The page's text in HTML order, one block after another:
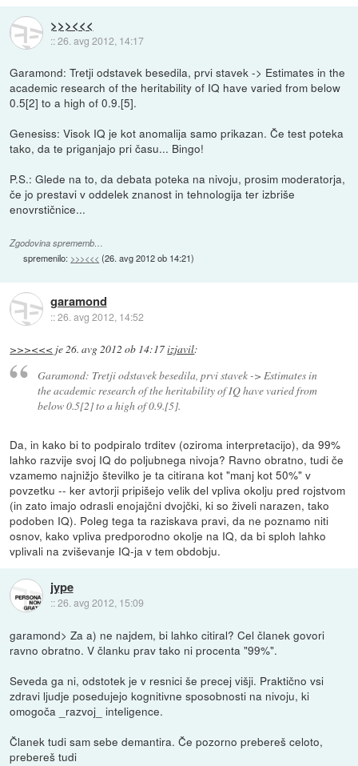
>>><<<
::26. avg 2012, 14:17
Garamond: Tretji odstavek besedila, prvi stavek -> Estimates in the
academic research of the heritability of IQ have varied from below
0.5[2] to a high of 0.9.[5].
Genesiss: Visok IQ je kot anomalija samo prikazan. Če test poteka
tako, da te priganjajo pri času... Bingo!
P.S.: Glede na to, da debata poteka na nivoju, prosim moderatorja,
če jo prestavi v oddelek znanost in tehnologija ter izbriše
enovrstičnice...
Zgodovina sprememb…
spremenilo: >>><<< (26. avg 2012 ob 14:21)
garamond
::26. avg 2012, 14:52
>>><<< je 26. avg 2012 ob 14:17izjavil:
Garamond: Tretji odstavek besedila, prvi stavek -> Estimates in
the academic research of the heritability of IQ have varied from
below 0.5[2] to a high of 0.9.[5].
Da, in kako bi to podpiralo trditev (oziroma interpretacijo), da 99%
lahko razvije svoj IQ do poljubnega nivoja? Ravno obratno, tudi če
vzamemo najnižjo številko je ta citirana kot "manj kot 50%" v
povzetku -- ker avtorji pripišejo velik del vpliva okolju pred rojstvom
(in zato imajo odrasli enojajčni dvojčki, ki so živeli narazen, tako
podoben IQ). Poleg tega ta raziskava pravi, da ne poznamo niti
osnov, kako vpliva predporodno okolje na IQ, da bi sploh lahko
vplivali na zviševanje IQ-ja v tem obdobju.
jype
::26. avg 2012, 15:09
garamond> Za a) ne najdem, bi lahko citiral? Cel članek govori
ravno obratno. V članku prav tako ni procenta "99%".
Seveda ga ni, odstotek je v resnici še precej višji. Praktično vsi
zdravi ljudje posedujejo kognitivne sposobnosti na nivoju, ki
omogoča _razvoj_ inteligence.
Članek tudi sam sebe demantira. Če pozorno prebereš celoto,
prebereš tudi